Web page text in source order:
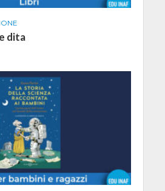
dita